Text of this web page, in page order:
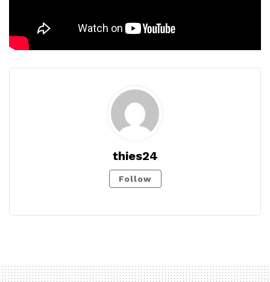
thies24
Follow